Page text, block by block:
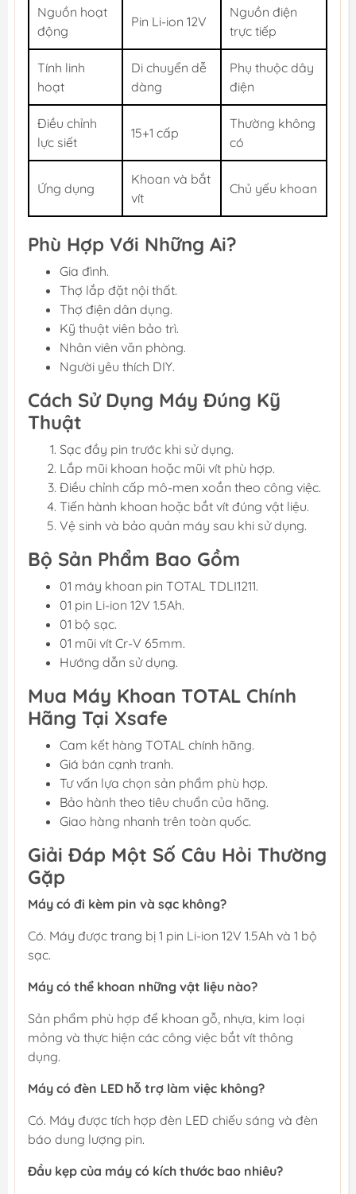
Nguồn hoạt
động
Pin Li-ion 12V
Nguồn điện
trực tiếp
Tính linh
hoạt
Di chuyển dễ
dàng
Phụ thuộc dây
điện
Điều chỉnh
lực siết
15+1 cấp
Thường không
có
Ứng dụng
Khoan và bắt
vít
Chủ yếu khoan
Phù Hợp Với Những Ai?
Gia đình.
Thợ lắp đặt nội thất.
Thợ điện dân dụng.
Kỹ thuật viên bảo trì.
Nhân viên văn phòng.
Người yêu thích DIY.
Cách Sử Dụng Máy Đúng Kỹ
Thuật
Sạc đầy pin trước khi sử dụng.
Lắp mũi khoan hoặc mũi vít phù hợp.
Điều chỉnh cấp mô-men xoắn theo công việc.
Tiến hành khoan hoặc bắt vít đúng vật liệu.
Vệ sinh và bảo quản máy sau khi sử dụng.
Bộ Sản Phẩm Bao Gồm
01 máy khoan pin TOTAL TDLI1211.
01 pin Li-ion 12V 1.5Ah.
01 bộ sạc.
01 mũi vít Cr-V 65mm.
Hướng dẫn sử dụng.
Mua Máy Khoan TOTAL Chính
Hãng Tại Xsafe
Cam kết hàng TOTAL chính hãng.
Giá bán cạnh tranh.
Tư vấn lựa chọn sản phẩm phù hợp.
Bảo hành theo tiêu chuẩn của hãng.
Giao hàng nhanh trên toàn quốc.
Giải Đáp Một Số Câu Hỏi Thường
Gặp
Máy có đi kèm pin và sạc không?
Có. Máy được trang bị 1 pin Li-ion 12V 1.5Ah và 1 bộ
sạc.
Máy có thể khoan những vật liệu nào?
Sản phẩm phù hợp để khoan gỗ, nhựa, kim loại
mỏng và thực hiện các công việc bắt vít thông
dụng.
Máy có đèn LED hỗ trợ làm việc không?
Có. Máy được tích hợp đèn LED chiếu sáng và đèn
báo dung lượng pin.
Đầu kẹp của máy có kích thước bao nhiêu?